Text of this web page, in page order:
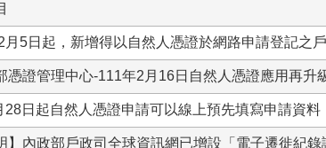
月5日起，新增得以自然人憑證於網路申請登記之
憑證管理中心-111年2月16日自然人憑證應用再升
28日起自然人憑證申請可以線上預先填寫申請資料
】內政部戶政司全球資訊網已增設「電子遷徙紀